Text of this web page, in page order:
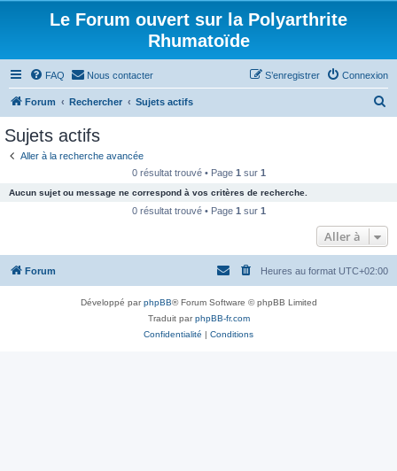
Le Forum ouvert sur la Polyarthrite
Rhumatoïde
FAQ Nous contacter Connexion
S’enregistrer
Forum Rechercher Sujets actifs
c
e
Sujets actifs
Aller à la recherche avancée
0 résultat trouvé • Page 1 sur 1
Aucun sujet ou message ne correspond à vos critères de recherche.
0 résultat trouvé • Page 1 sur 1
Aller à
Forum Heures au format UTC+02:00
Développé parphpBB® Forum Software © phpBB Limited
Traduit parphpBB-fr.com
Confidentialité | Conditions